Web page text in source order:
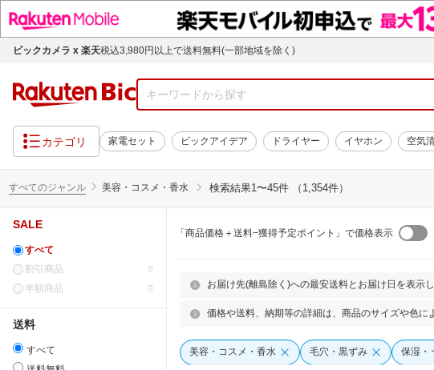
ビックカメラ x 楽天税込3,980円以上で送料無料(一部地域を除く)
カテゴリ 家電セット ビックアイデア ドライヤー イヤホン 空気
すべてのジャンル 美容・コスメ・香水 検索結果1〜45件 （1,354件）
SALE
すべて
0
割引商品
0
半額商品
送料
すべて
「商品価格＋送料−獲得予定ポイント」で価格表示
お届け先(離島除く)への最安送料とお届け日を表示
価格や送料、納期等の詳細は、商品のサイズや色に
美容・コスメ・香水 毛穴・黒ずみ 保湿・